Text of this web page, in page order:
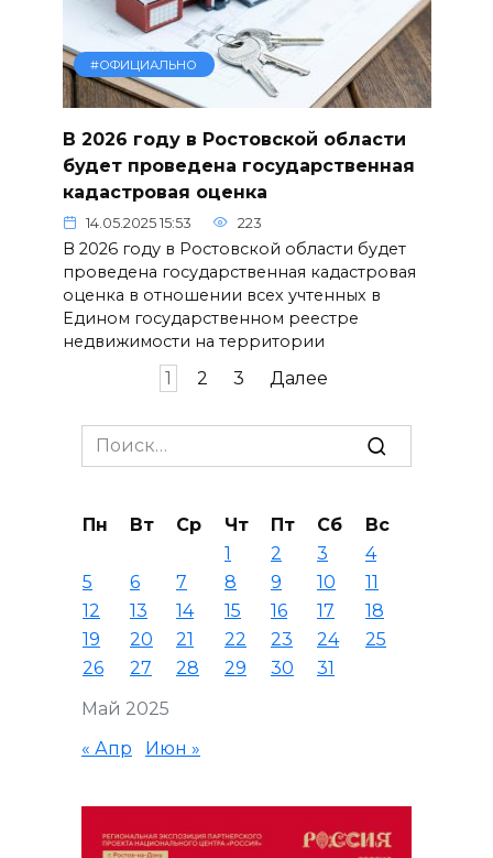
#ОФИЦИАЛЬНО
В 2026 году в Ростовской области
будет проведена государственная
кадастровая оценка
14.05.2025 15:53 223
В 2026 году в Ростовской области будет
проведена государственная кадастровая
оценка в отношении всех учтенных в
Едином государственном реестре
недвижимости на территории
1 2 3 Далее
Search
for:
Май 2025
Пн Вт Ср Чт Пт Сб
Вс
1
2 3
4
5
6 7 8 9 10
11
12
13 14 15 16 17
18
19
20 21 22 23 24
25
26
27 28 29 30 31
« Апр Июн »